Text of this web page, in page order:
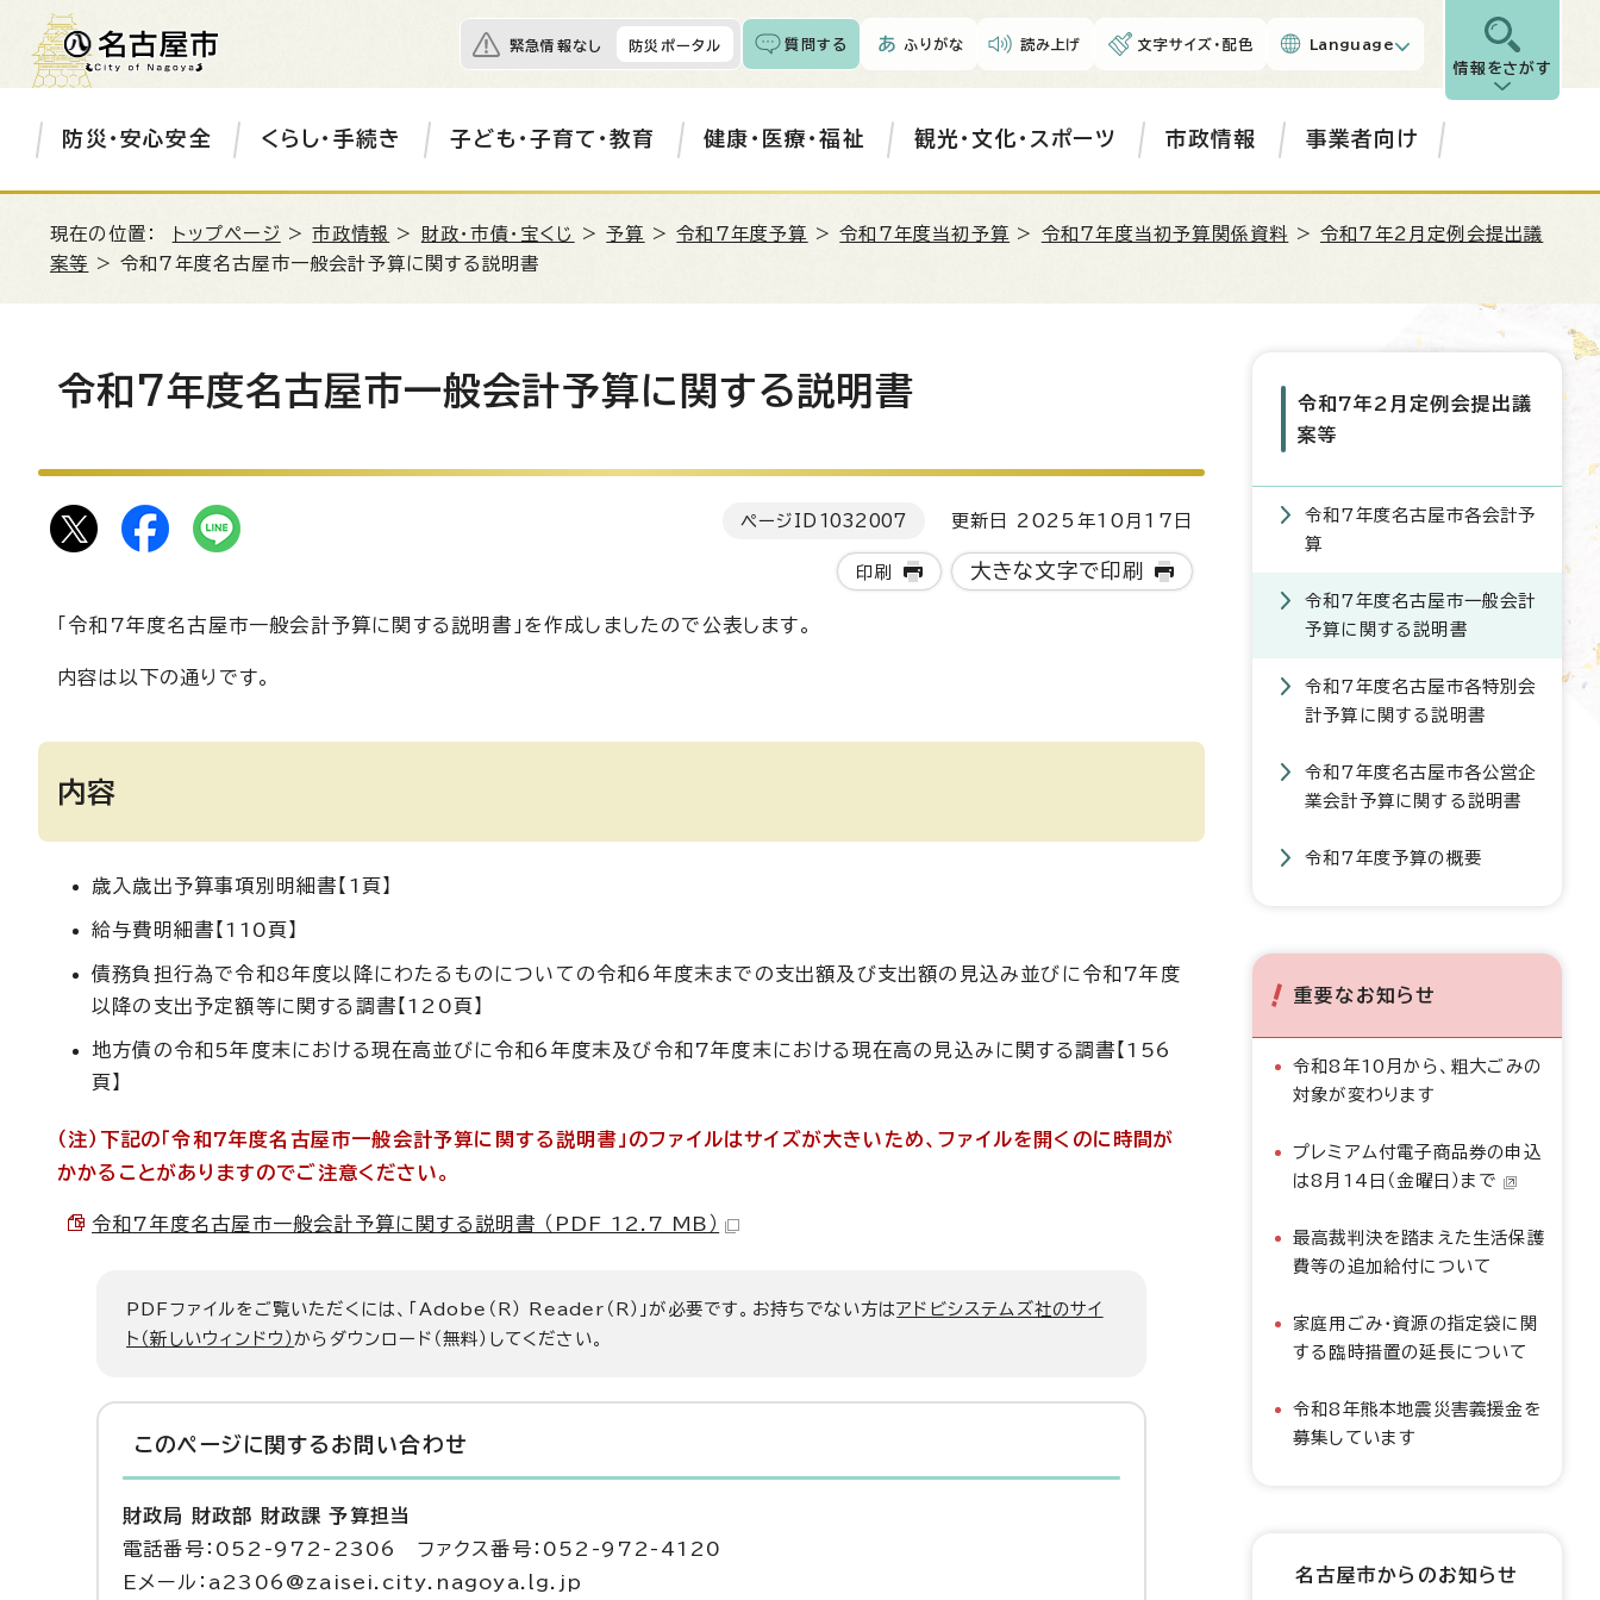
緊急情報なし 防災ポータル 質問する ふりがな 読み上げ 文字サイズ・配色 Language
情報をさがす
防災・安心安全 くらし・手続き 子ども・子育て・教育 健康・医療・福祉 観光・文化・スポーツ 市政情報 事業者向け
現在の位置： トップページ >市政情報 > 財政・市債・宝くじ >予算 >令和7年度予算 >令和7年度当初予算 > 令和7年度当初予算関係資料 > 令和7年2月定例会提出議
案等 > 令和7年度名古屋市一般会計予算に関する説明書
令和7年度名古屋市一般会計予算に関する説明書
ページID 1032007 更新日 2025年10月17日
印刷 大きな文字で印刷
「令和7年度名古屋市一般会計予算に関する説明書」を作成しましたので公表します。
内容は以下の通りです。
内容
歳入歳出予算事項別明細書【1頁】
給与費明細書【110頁】
債務負担行為で令和8年度以降にわたるものについての令和6年度末までの支出額及び支出額の見込み並びに令和7年度
以降の支出予定額等に関する調書【120頁】
地方債の令和5年度末における現在高並びに令和6年度末及び令和7年度末における現在高の見込みに関する調書【156
頁】
（注）下記の「令和7年度名古屋市一般会計予算に関する説明書」のファイルはサイズが大きいため、ファイルを開くのに時間が
かかることがありますのでご注意ください。
令和7年度名古屋市一般会計予算に関する説明書 （PDF 12.7 MB）
PDFファイルをご覧いただくには、「Adobe（R） Reader（R）」が必要です。お持ちでない方はアドビシステムズ社のサイ
ト（新しいウィンドウ）からダウンロード（無料）してください。
このページに関する お問い合わせ
財政局 財政部 財政課 予算担当
電話番号：052-972-2306 ファクス番号：052-972-4120
Eメール：a2306@zaisei.city.nagoya.lg.jp
令和7年2月定例会提出議
案等
令和7年度名古屋市各会計予
算
令和7年度名古屋市一般会計
予算に関する説明書
令和7年度名古屋市各特別会
計予算に関する説明書
令和7年度名古屋市各公営企
業会計予算に関する説明書
令和7年度予算の概要
重要なお知らせ
令和8年10月から、粗大ごみの
対象が変わります
プレミアム付電子商品券の申込
は8月14日（金曜日）まで
最高裁判決を踏まえた生活保護
費等の追加給付について
家庭用ごみ・資源の指定袋に関
する臨時措置の延長について
令和8年熊本地震災害義援金を
募集しています
名古屋市からのお知らせ